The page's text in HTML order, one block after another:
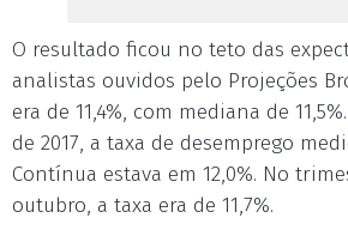
O resultado ficou no teto das
analistas ouvidos pelo Projeções
era de 11,4%, com mediana de
de 2017, a taxa de desemprego
Contínua estava em 12,0%. No
outubro, a taxa era de 11,7%.